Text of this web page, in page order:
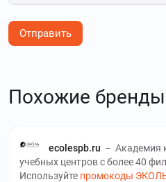
Отправить
Похожие бренды
ecolespb.ru – Академия
учебных центров с более 40
Используйте промокоды